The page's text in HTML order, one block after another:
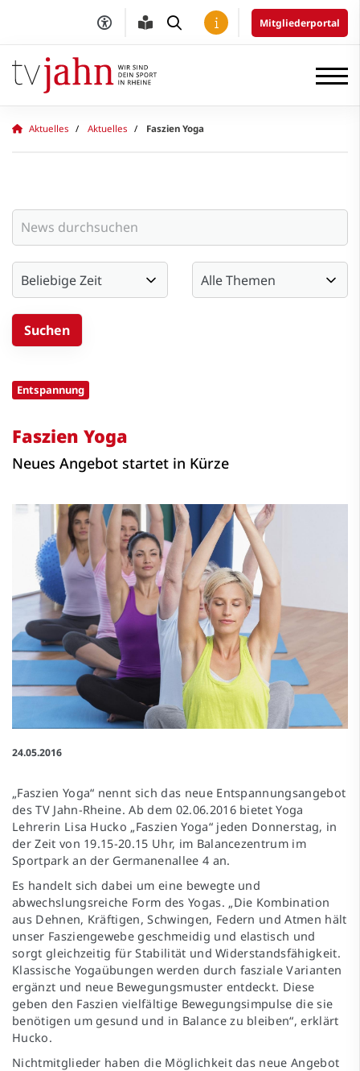
Mitgliederportal
Aktuelles Aktuelles Faszien Yoga
Entspannung
Faszien Yoga
Neues Angebot startet in Kürze
24.05.2016
„Faszien Yoga“ nennt sich das neue Entspannungsangebot
des TV Jahn-Rheine. Ab dem 02.06.2016 bietet Yoga
Lehrerin Lisa Hucko „Faszien Yoga“ jeden Donnerstag, in
der Zeit von 19.15-20.15 Uhr, im Balancezentrum im
Sportpark an der Germanenallee 4 an.
Es handelt sich dabei um eine bewegte und
abwechslungsreiche Form des Yogas. „Die Kombination
aus Dehnen, Kräftigen, Schwingen, Federn und Atmen hält
unser Fasziengewebe geschmeidig und elastisch und
sorgt gleichzeitig für Stabilität und Widerstandsfähigkeit.
Klassische Yogaübungen werden durch fasziale Varianten
ergänzt und neue Bewegungsmuster entdeckt. Diese
geben den Faszien vielfältige Bewegungsimpulse die sie
benötigen um gesund und in Balance zu bleiben“, erklärt
Hucko.
Nichtmitglieder haben die Möglichkeit das neue Angebot